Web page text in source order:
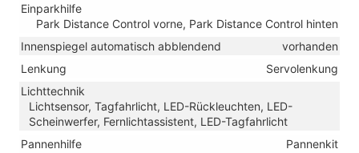
Einparkhilfe
Park Distance Control vorne, Park Distance Control hinten
Innenspiegel automatisch abblendend
vorhanden
Lenkung
Servolenkung
Lichttechnik
Lichtsensor, Tagfahrlicht, LED-Rückleuchten, LED-
Scheinwerfer, Fernlichtassistent, LED-Tagfahrlicht
Pannenhilfe
Pannenkit